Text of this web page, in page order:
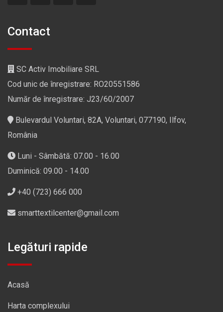
Contact
SC Activ Imobiliare SRL
Cod unic de înregistrare: RO20551586
Număr de înregistrare: J23/60/2007
Bulevardul Voluntari, 82A, Voluntari, 077190, Ilfov,
România
Luni - Sâmbătă: 07.00 - 16.00
Duminică: 09.00 - 14.00
+40 (723) 666 000
smarttextilcenter@gmail.com
Legături rapide
Acasă
Harta complexului